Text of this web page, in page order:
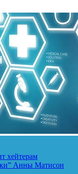
хейтерам
Анны Матисон